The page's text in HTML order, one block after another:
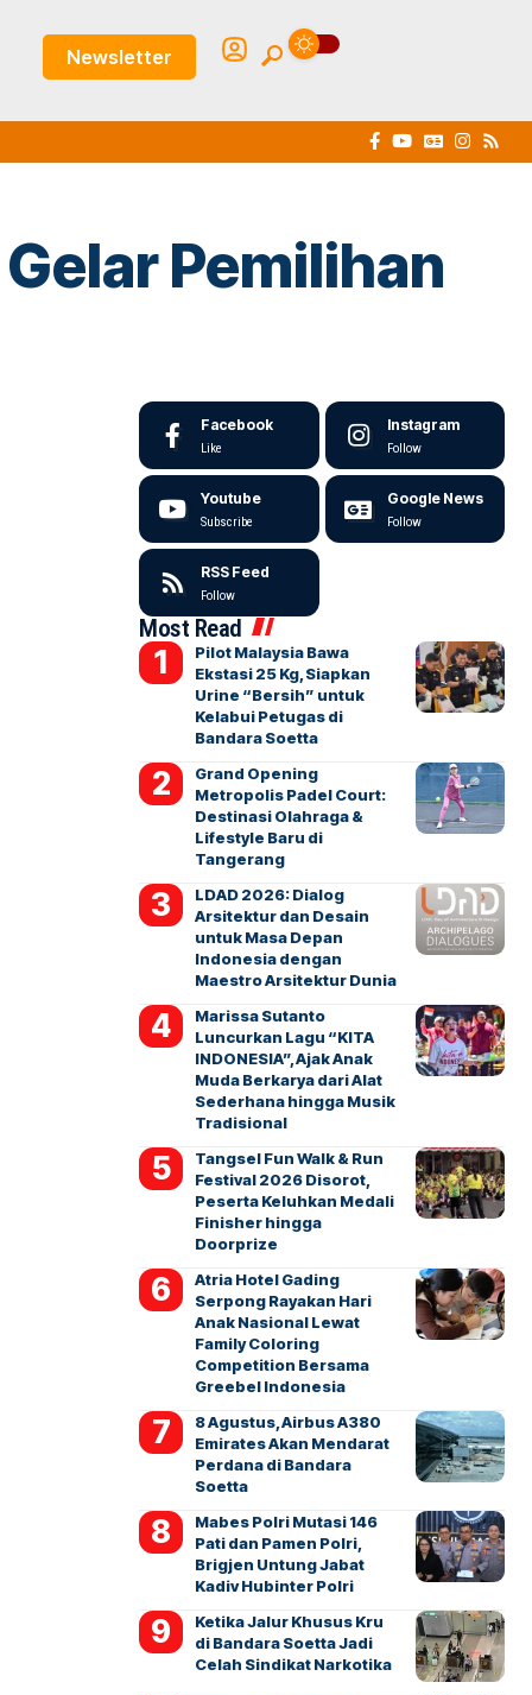
Newsletter
Pemilihan
Facebook
Like
Instagram
Follow
Youtube
Subscribe
Google News
Follow
RSS Feed
Follow
Most Read
Pilot Malaysia Bawa
Ekstasi 25 Kg, Siapkan
Urine “Bersih” untuk
Kelabui Petugas di
Bandara Soetta
Grand Opening
Metropolis Padel Court:
Destinasi Olahraga &
Lifestyle Baru di
Tangerang
LDAD 2026: Dialog
Arsitektur dan Desain
untuk Masa Depan
Indonesia dengan
Maestro Arsitektur Dunia
Marissa Sutanto
Luncurkan Lagu “KITA
INDONESIA”, Ajak Anak
Muda Berkarya dari Alat
Sederhana hingga Musik
Tradisional
Tangsel Fun Walk & Run
Festival 2026 Disorot,
Peserta Keluhkan Medali
Finisher hingga
Doorprize
Atria Hotel Gading
Serpong Rayakan Hari
Anak Nasional Lewat
Family Coloring
Competition Bersama
Greebel Indonesia
8 Agustus, Airbus A380
Emirates Akan Mendarat
Perdana di Bandara
Soetta
Mabes Polri Mutasi 146
Pati dan Pamen Polri,
Brigjen Untung Jabat
Kadiv Hubinter Polri
Ketika Jalur Khusus Kru
di Bandara Soetta Jadi
Celah Sindikat Narkotika